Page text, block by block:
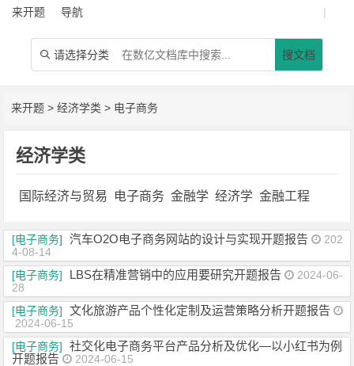
来开题 导航 |
 请选择分类 搜文档
来开题 >经济学类 > 电子商务
经济学类
国际经济与贸易 电子商务 金融学 经济学 金融工程
[电子商务] 汽车O2O电子商务网站的设计与实现开题报告
202
4-08-14
[电子商务]
LBS在精准营销中的应用要研究开题报告
2024-06-
28
[电子商务]
文化旅游产品个性化定制及运营策略分析开题报告
2024-06-15
[电子商务]
社交化电子商务平台产品分析及优化—以小红书为例
开题报告
2024-06-15